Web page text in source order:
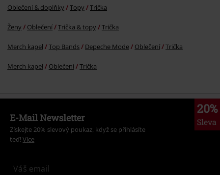
Oblečení & doplňky Topy Trička
Ženy Oblečení Trička & topy Trička
Merch kapel Top Bands Depeche Mode Oblečení Trička
Merch kapel Oblečení Trička
20%
Sleva
E-Mail Newsletter
Získejte 20% slevový poukaz, když se přihlásíte
teď! Více